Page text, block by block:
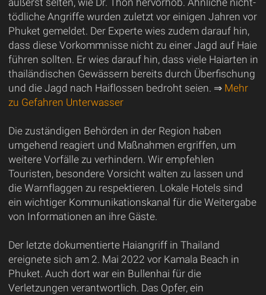
tödliche Angriffe wurden zuletzt vor einigen Jahren vor
Phuket gemeldet. Der Experte wies zudem darauf hin,
dass diese Vorkommnisse nicht zu einer Jagd auf Haie
führen sollten. Er wies darauf hin, dass viele Haiarten in
thailändischen Gewässern bereits durch Überfischung
und die Jagd nach Haiflossen bedroht seien. ⇒ Mehr
zu Gefahren Unterwasser
Die zuständigen Behörden in der Region haben
umgehend reagiert und Maßnahmen ergriffen, um
weitere Vorfälle zu verhindern. Wir empfehlen
Touristen, besondere Vorsicht walten zu lassen und
die Warnflaggen zu respektieren. Lokale Hotels sind
ein wichtiger Kommunikationskanal für die Weitergabe
von Informationen an ihre Gäste.
Der letzte dokumentierte Haiangriff in Thailand
ereignete sich am 2. Mai 2022 vor Kamala Beach in
Phuket. Auch dort war ein Bullenhai für die
Verletzungen verantwortlich. Das Opfer, ein